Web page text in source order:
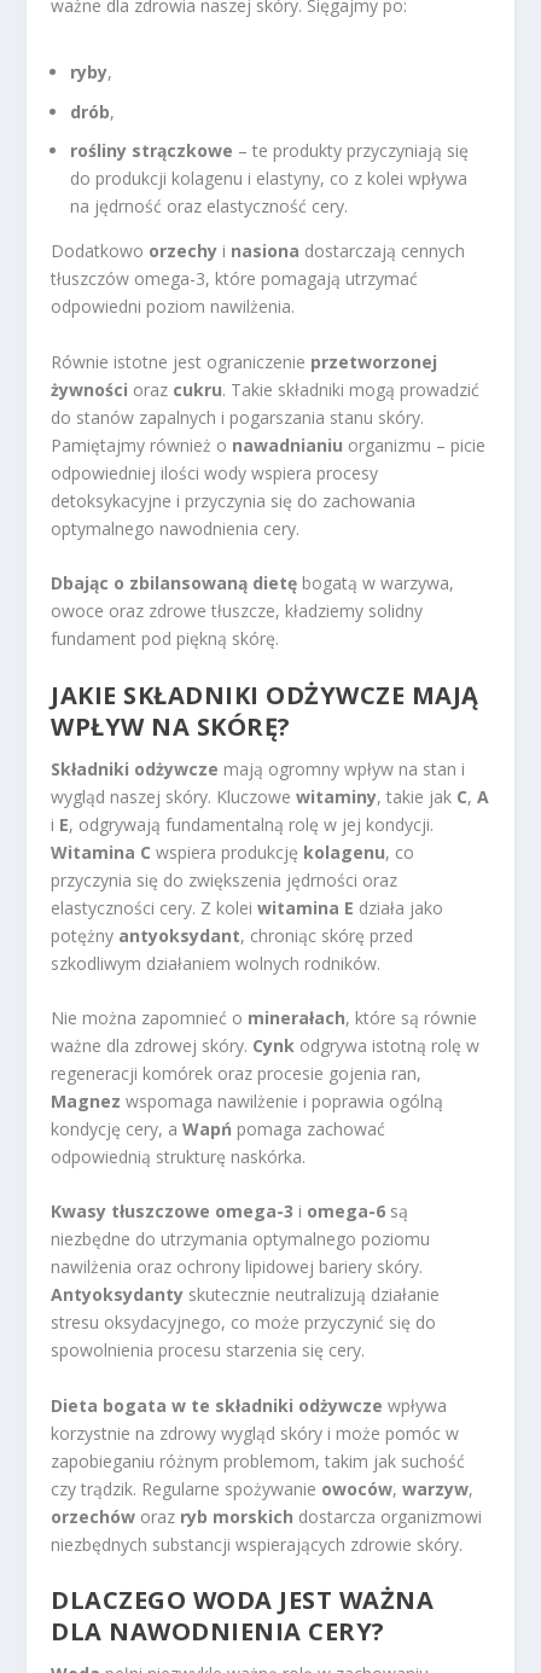
ważne dla zdrowia naszej skóry. Sięgajmy po:
ryby,
drób,
rośliny strączkowe – te produkty przyczyniają się
do produkcji kolagenu i elastyny, co z kolei wpływa
na jędrność oraz elastyczność cery.
Dodatkowo orzechy i nasiona dostarczają cennych
tłuszczów omega-3, które pomagają utrzymać
odpowiedni poziom nawilżenia.
Równie istotne jest ograniczenie przetworzonej
żywności oraz cukru. Takie składniki mogą prowadzić
do stanów zapalnych i pogarszania stanu skóry.
Pamiętajmy również o nawadnianiu organizmu – picie
odpowiedniej ilości wody wspiera procesy
detoksykacyjne i przyczynia się do zachowania
optymalnego nawodnienia cery.
Dbając o zbilansowaną dietę bogatą w warzywa,
owoce oraz zdrowe tłuszcze, kładziemy solidny
fundament pod piękną skórę.
JAKIE SKŁADNIKI ODŻYWCZE MAJĄ
WPŁYW NA SKÓRĘ?
Składniki odżywcze mają ogromny wpływ na stan i
wygląd naszej skóry. Kluczowewitaminy, takie jak C,A
i E, odgrywają fundamentalną rolę w jej kondycji.
Witamina C wspiera produkcję kolagenu, co
przyczynia się do zwiększenia jędrności oraz
elastyczności cery. Z koleiwitamina E działa jako
potężny antyoksydant, chroniąc skórę przed
szkodliwym działaniem wolnych rodników.
Nie można zapomnieć o minerałach, które są równie
ważne dla zdrowej skóry. Cynk odgrywa istotną rolę w
regeneracji komórek oraz procesie gojenia ran,
Magnez wspomaga nawilżenie i poprawia ogólną
kondycję cery, aWapń pomaga zachować
odpowiednią strukturę naskórka.
Kwasy tłuszczowe omega-3 i omega-6 są
niezbędne do utrzymania optymalnego poziomu
nawilżenia oraz ochrony lipidowej bariery skóry.
Antyoksydanty skutecznie neutralizują działanie
stresu oksydacyjnego, co może przyczynić się do
spowolnienia procesu starzenia się cery.
Dieta bogata w te składniki odżywcze wpływa
korzystnie na zdrowy wygląd skóry i może pomóc w
zapobieganiu różnym problemom, takim jak suchość
czy trądzik. Regularne spożywanie owoców,warzyw,
orzechów oraz ryb morskich dostarcza organizmowi
niezbędnych substancji wspierających zdrowie skóry.
DLACZEGO WODA JEST WAŻNA
DLA NAWODNIENIA CERY?